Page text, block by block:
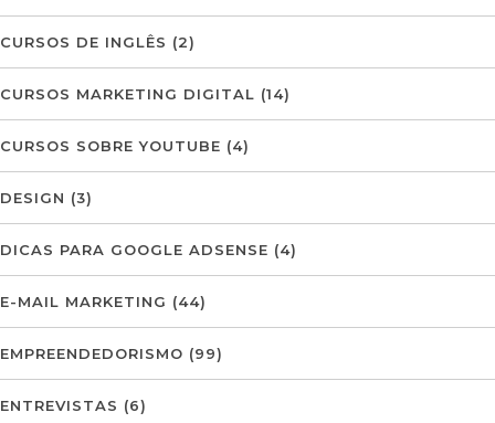
CURSOS DE INGLÊS (2)
CURSOS MARKETING DIGITAL (14)
CURSOS SOBRE YOUTUBE (4)
DESIGN (3)
DICAS PARA GOOGLE ADSENSE (4)
E-MAIL MARKETING (44)
EMPREENDEDORISMO (99)
ENTREVISTAS (6)